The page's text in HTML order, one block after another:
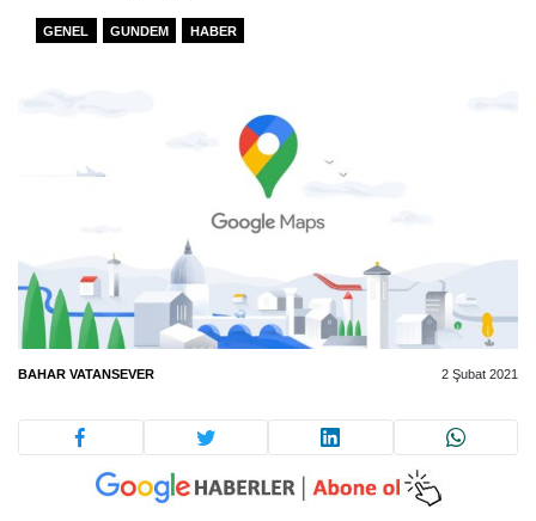
GENEL GUNDEM HABER
BAHAR VATANSEVER 2 Şubat 2021